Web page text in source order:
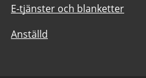
E-tjänster och blanketter
Anställd